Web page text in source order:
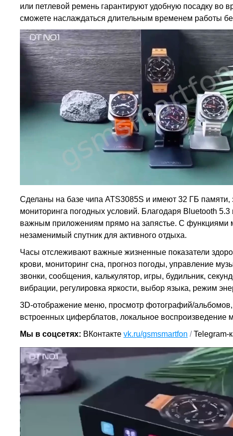
или петлевой ремень гарантируют удобную посадку во
сможете наслаждаться длительным временем работы
Сделаны на базе чипа ATS3085S и имеют 32 ГБ
мониторинга погодных условий. Благодаря Bluetooth
важным приложениям прямо на запястье. С функциями
незаменимый спутник для активного отдыха.
Часы отслеживают важные жизненные показатели
крови, мониторинг сна, прогноз погоды, управление
звонки, сообщения, калькулятор, игры, будильник,
вибрации, регулировка яркости, выбор языка, режим
3D-отображение меню, просмотр фотографий/альбомов,
встроенных циферблатов, локальное
Мы в соцсетях: ВКонтакте vk.ru/gsmsmartfon /Telegram-